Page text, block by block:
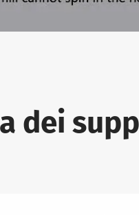
dei